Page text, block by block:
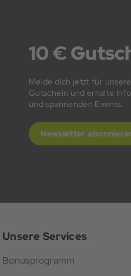
10 €
Melde dich jetzt für
Gutschein und erhalte
und spannenden Events.
Newsletter
Unsere Services
Bonusprogramm